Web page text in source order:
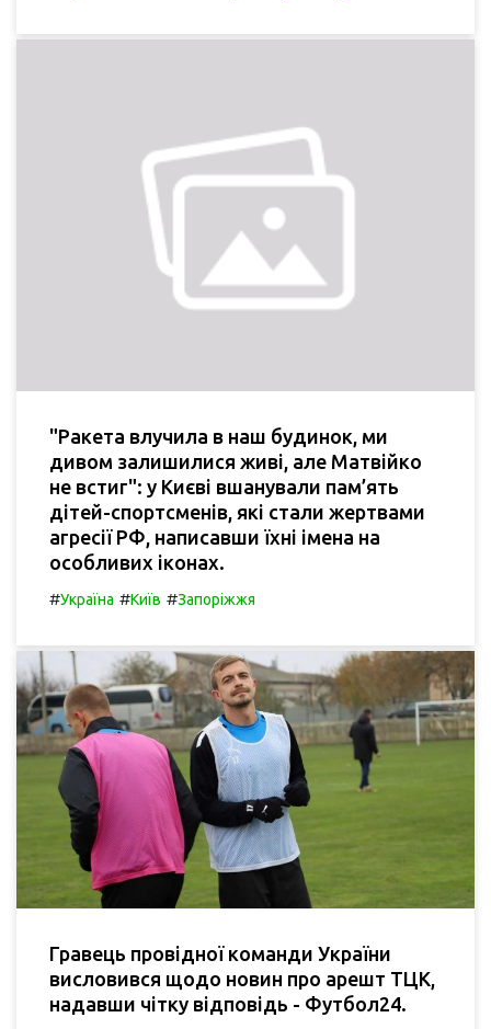
"Ракета влучила в наш будинок, ми
дивом залишилися живі, але Матвійко
не встиг": у Києві вшанували пам’ять
дітей-спортсменів, які стали жертвами
агресії РФ, написавши їхні імена на
особливих іконах.
#Україна #Київ #Запоріжжя
Гравець провідної команди України
висловився щодо новин про арешт ТЦК,
надавши чітку відповідь - Футбол24.